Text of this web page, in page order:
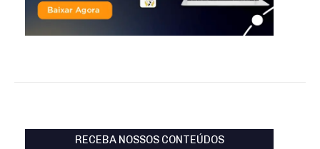
RECEBA NOSSOS CONTEÚDOS